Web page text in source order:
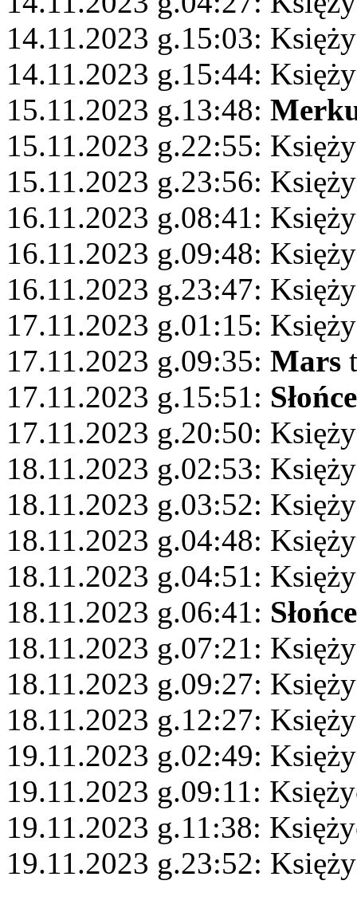
14.11.2023 g.15:03:
14.11.2023 g.15:44:
15.11.2023 g.13:48:
15.11.2023 g.22:55:
15.11.2023 g.23:56:
16.11.2023 g.08:41:
16.11.2023 g.09:48:
16.11.2023 g.23:47:
17.11.2023 g.01:15:
17.11.2023 g.09:35: Mars
17.11.2023 g.15:51: Słońce
17.11.2023 g.20:50:
18.11.2023 g.02:53:
18.11.2023 g.03:52:
18.11.2023 g.04:48:
18.11.2023 g.04:51:
18.11.2023 g.06:41: Słońce
18.11.2023 g.07:21:
18.11.2023 g.09:27:
18.11.2023 g.12:27:
19.11.2023 g.02:49:
19.11.2023 g.09:11:
19.11.2023 g.11:38:
19.11.2023 g.23:52: